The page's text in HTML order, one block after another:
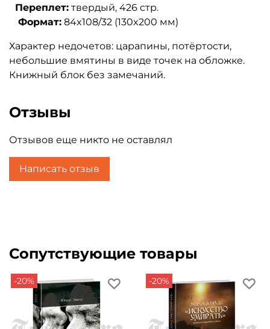
Переплет: твердый, 426 стр.
Формат: 84x108/32 (130x200 мм)
Характер недочетов: царапины, потёртости,
небольшие вмятины в виде точек на обложке.
Книжный блок без замечаний.
Отзывы
Отзывов еще никто не оставлял
Написать отзыв
Сопутствующие товары
-20% -20%